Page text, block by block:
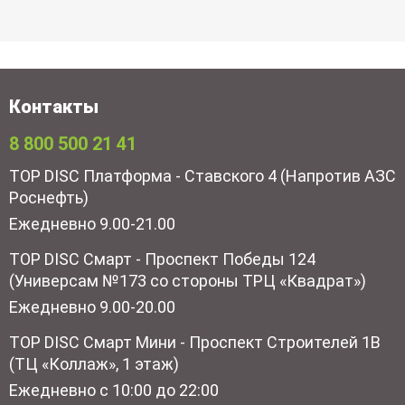
Контакты
8 800 500 21 41
TOP DISC Платформа - Ставского 4 (Напротив АЗС
Роснефть)
Ежедневно 9.00-21.00
TOP DISC Смарт - Проспект Победы 124
(Универсам №173 со стороны ТРЦ «Квадрат»)
Ежедневно 9.00-20.00
TOP DISC Смарт Мини - Проспект Строителей 1В
(ТЦ «Коллаж», 1 этаж)
Ежедневно с 10:00 до 22:00